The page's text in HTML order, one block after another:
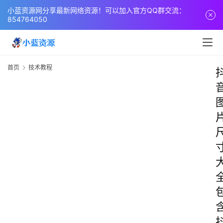
小蓝资源网分享最新网络资源！可以加入官方QQ群交流：
854764050
首页 技术教程